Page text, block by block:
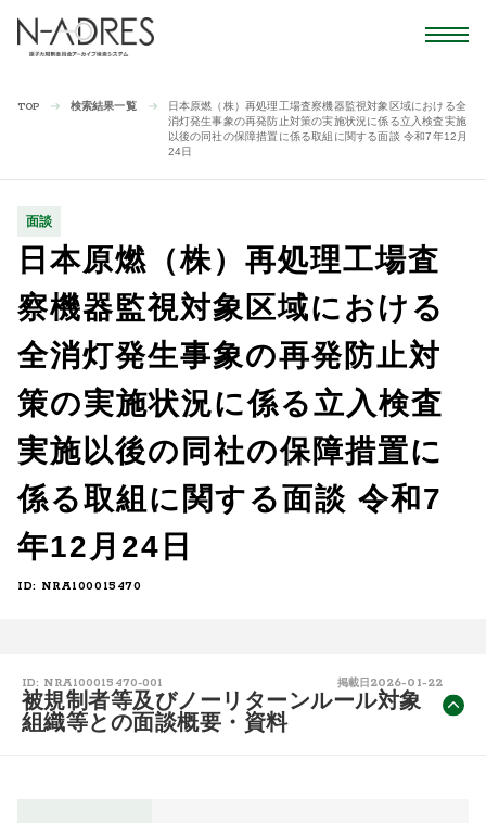
TOP 検索結果一覧
日本原燃（株）再処理工場査察機器監視対象区域における全
消灯発生事象の再発防止対策の実施状況に係る立入検査実施
以後の同社の保障措置に係る取組に関する面談 令和7年12月
24日
面談
日本原燃（株）再処理工場査
察機器監視対象区域における
全消灯発生事象の再発防止対
策の実施状況に係る立入検査
実施以後の同社の保障措置に
係る取組に関する面談 令和7
年12月24日
ID: NRA100015470
ID: NRA100015470-001 掲載日 2026-01-22
被規制者等及びノーリターンルール対象
組織等との面談概要・資料